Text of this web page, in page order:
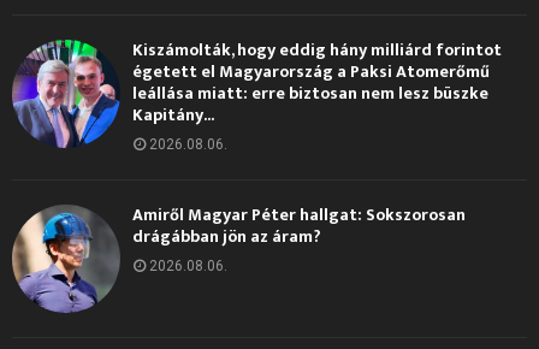
Kiszámolták, hogy eddig hány milliárd forintot
égetett el Magyarország a Paksi Atomerőmű
leállása miatt: erre biztosan nem lesz büszke
Kapitány...
2026.08.06.
Amiről Magyar Péter hallgat: Sokszorosan
drágábban jön az áram?
2026.08.06.